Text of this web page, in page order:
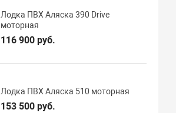
Лодка ПВХ Аляска 390 Drive
моторная
116 900 руб.
Лодка ПВХ Аляска 510 моторная
153 500 руб.